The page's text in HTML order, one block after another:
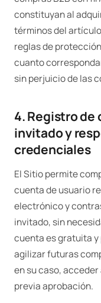
constituyan al
términos del artículo
reglas de
cuanto
sin perjuicio de las
4. Registro
invitado y
credenciales
El Sitio permite
cuenta de usuario
electrónico y
invitado, sin
cuenta es gratuita
agilizar futuras
en su caso,
previa aprobación.